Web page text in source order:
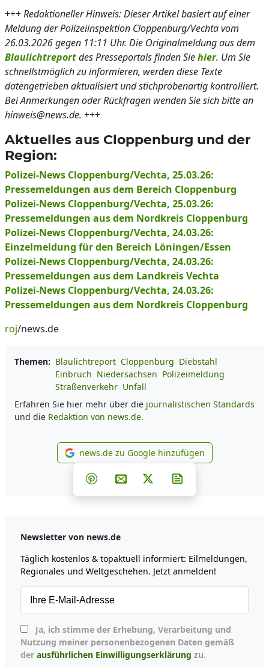
+++Redaktioneller Hinweis: Dieser Artikel basiert auf einer
Meldung der Polizeiinspektion Cloppenburg/Vechta vom
26.03.2026 gegen 11:11 Uhr. Die Originalmeldung aus dem
Blaulichtreportdes Presseportals finden Siehier. Um Sie
schnellstmöglich zu informieren, werden diese Texte
datengetrieben aktualisiert und stichprobenartig kontrolliert.
Bei Anmerkungen oder Rückfragen wenden Sie sich bitte an
hinweis@news.de. +++
Aktuelles aus Cloppenburg und der
Region:
Polizei-News Cloppenburg/Vechta, 25.03.26:
Pressemeldungen aus dem Bereich Cloppenburg
Polizei-News Cloppenburg/Vechta, 25.03.26:
Pressemeldungen aus dem Nordkreis Cloppenburg
Polizei-News Cloppenburg/Vechta, 24.03.26:
Einzelmeldung für den Bereich Löningen/Essen
Polizei-News Cloppenburg/Vechta, 24.03.26:
Pressemeldungen aus dem Landkreis Vechta
Polizei-News Cloppenburg/Vechta, 24.03.26:
Pressemeldungen aus dem Nordkreis Cloppenburg
roj/news.de
Themen: Blaulichtreport Cloppenburg Diebstahl
Einbruch Niedersachsen Polizeimeldung
Straßenverkehr Unfall
Erfahren Sie hier mehr über die journalistischen Standards
und die Redaktion von news.de.
news.de zu Google
news.de zu Google hinzufügen
Teilen auf Facebook
Teilen auf Whatsapp
Teilen auf Telegram
Teilen auf Pinterest
Per E-Mail teilen
Post auf X
Newsletter von news.de
Täglich kostenlos & topaktuell informiert: Eilmeldungen,
Regionales und Weltgeschehen. Jetzt anmelden!
Nutzung meiner personenbezogenen Daten gemäß
der ausführlichen Einwilligungserklärung zu.